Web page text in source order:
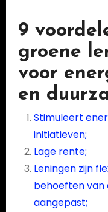
9
groene
voor
en
Stimuleert
initiatieven;
Lage rente;
Leningen zijn
behoeften van
aangepast;